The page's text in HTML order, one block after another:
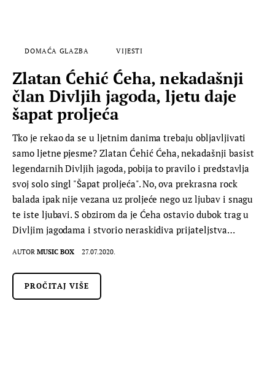
DOMAĆA GLAZBA VIJESTI
Zlatan Ćehić Ćeha, nekadašnji
član Divljih jagoda, ljetu daje
šapat proljeća
Tko je rekao da se u ljetnim danima trebaju obljavljivati
samo ljetne pjesme? Zlatan Ćehić Ćeha, nekadašnji basist
legendarnih Divljih jagoda, pobija to pravilo i predstavlja
svoj solo singl "Šapat proljeća". No, ova prekrasna rock
balada ipak nije vezana uz proljeće nego uz ljubav i snagu
te iste ljubavi. S obzirom da je Ćeha ostavio dubok trag u
Divljim jagodama i stvorio neraskidiva prijateljstva…
AUTOR MUSIC BOX 27.07.2020.
PROČITAJ VIŠE